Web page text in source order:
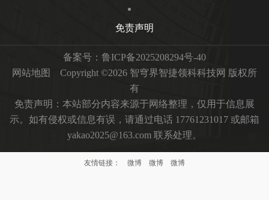
免责声明
备案号： 鲁ICP备2025208294号-40
网站地图
Copyright ©2026 智穹界智捷领科科技网 版权所
有
免责声明：本站部分内容来源于网络整理，仅用于信息展
示。如有侵权或信息有误，请通过电话 17761231017 或邮箱
yakao2025@163.com 联系处理。
友情链接： 微博 微博 微博